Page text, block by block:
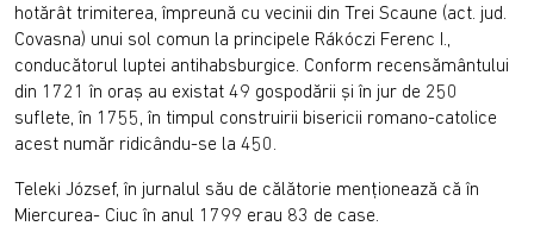
hotărât trimiterea, împreună cu vecinii din Trei Scaune (act. jud.
Covasna) unui sol comun la principele Rákóczi Ferenc I.,
conducătorul luptei antihabsburgice. Conform recensământului
din 1721 în oraş au existat 49 gospodării şi în jur de 250
suflete, în 1755, în timpul construirii bisericii romano-catolice
acest număr ridicându-se la 450.
Teleki József, în jurnalul său de călătorie menţionează că în
Miercurea- Ciuc în anul 1799 erau 83 de case.